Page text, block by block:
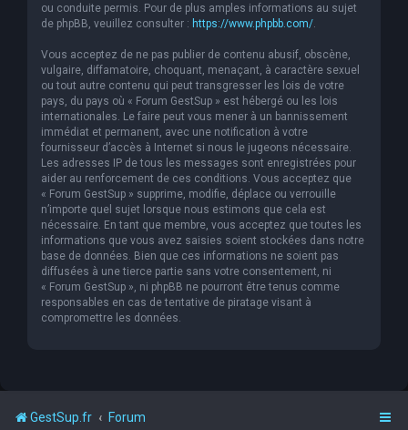
ou conduite permis. Pour de plus amples informations au sujet
de phpBB, veuillez consulter : https://www.phpbb.com/.
Vous acceptez de ne pas publier de contenu abusif, obscène,
vulgaire, diffamatoire, choquant, menaçant, à caractère sexuel
ou tout autre contenu qui peut transgresser les lois de votre
pays, du pays où « Forum GestSup » est hébergé ou les lois
internationales. Le faire peut vous mener à un bannissement
immédiat et permanent, avec une notification à votre
fournisseur d’accès à Internet si nous le jugeons nécessaire.
Les adresses IP de tous les messages sont enregistrées pour
aider au renforcement de ces conditions. Vous acceptez que
« Forum GestSup » supprime, modifie, déplace ou verrouille
n’importe quel sujet lorsque nous estimons que cela est
nécessaire. En tant que membre, vous acceptez que toutes les
informations que vous avez saisies soient stockées dans notre
base de données. Bien que ces informations ne soient pas
diffusées à une tierce partie sans votre consentement, ni
« Forum GestSup », ni phpBB ne pourront être tenus comme
responsables en cas de tentative de piratage visant à
compromettre les données.
GestSup.fr Forum